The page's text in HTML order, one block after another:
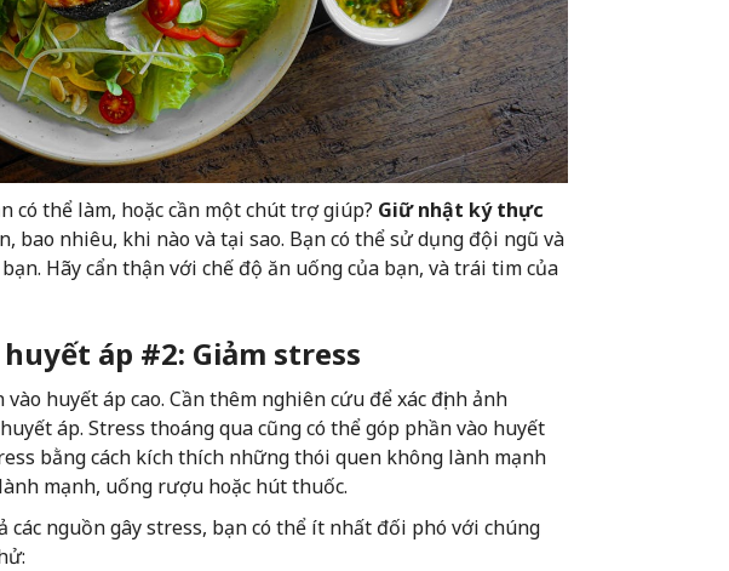
có thể làm, hoặc cần một chút trợ giúp? Giữ nhật ký thực
bao nhiêu, khi nào và tại sao. Bạn có thể sử dụng đội ngũ và
Hãy cẩn thận với chế độ ăn uống của bạn, và trái tim của
áp #2: Giảm stress
huyết áp cao. Cần thêm nghiên cứu để xác định ảnh
áp. Stress thoáng qua cũng có thể góp phần vào huyết
bằng cách kích thích những thói quen không lành mạnh
mạnh, uống rượu hoặc hút thuốc.
các nguồn gây stress, bạn có thể ít nhất đối phó với chúng